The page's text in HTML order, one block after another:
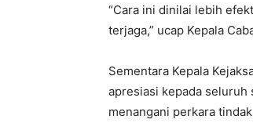
“Cara ini dinilai lebih
terjaga,” ucap Kepala
Sementara Kepala
apresiasi kepada seluruh
menangani perkara